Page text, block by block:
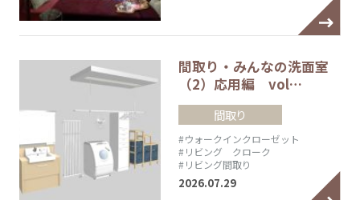
間取り・みんなの洗面室
（2）応用編 vol…
間取り
#ウォークインクローゼット
#リビング クローク
#リビング間取り
2026.07.29